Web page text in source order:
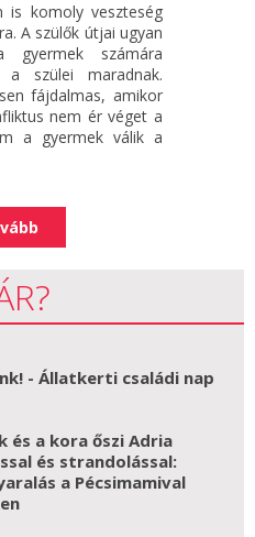
is komoly veszteség
A szülők útjai ugyan
gyermek számára
a szülei maradnak.
fájdalmas, amikor
nem ér véget a
a gyermek válik a
- Állatkerti családi nap
és a kora őszi Adria
és strandolással:
a Pécsimamival